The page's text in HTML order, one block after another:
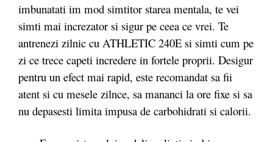
imbunatati im mod simtitor starea mentala, te vei
simti mai increzator si sigur pe ceea ce vrei. Te
antrenezi zilnic cu ATHLETIC 240E si simti cum pe
zi ce trece capeti incredere in fortele proprii. Desigur
pentru un efect mai rapid, este recomandat sa fii
atent si cu mesele zilnce, sa mananci la ore fixe si sa
nu depasesti limita impusa de carbohidrati si calorii.